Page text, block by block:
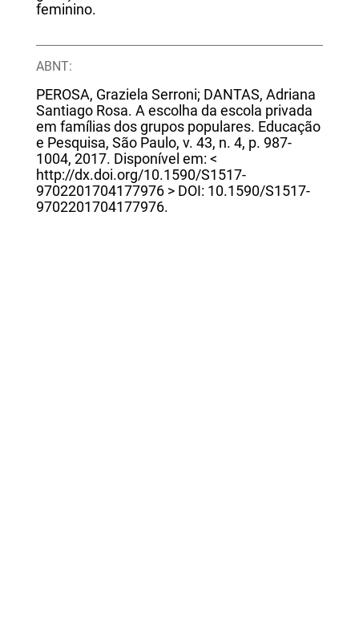
feminino.
ABNT:
PEROSA, Graziela Serroni; DANTAS, Adriana
Santiago Rosa. A escolha da escola privada
em famílias dos grupos populares. Educação
e Pesquisa, São Paulo, v. 43, n. 4, p. 987-
1004, 2017. Disponível em: <
http://dx.doi.org/10.1590/S1517-
9702201704177976 > DOI: 10.1590/S1517-
9702201704177976.